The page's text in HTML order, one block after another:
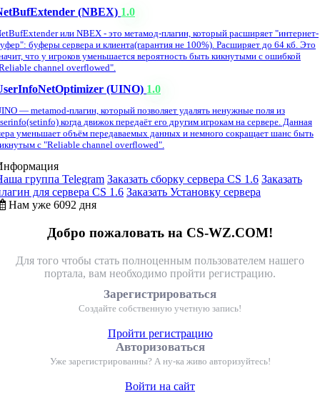
(NBEX) 1.0
или NBEX - это метамод-плагин, который расширяет "интернет-
буферы сервера и клиента(гарантия не 100%). Расширяет до 64 кб. Это
что у игроков уменьшается вероятность быть кикнутыми с ошибкой
channel overflowed".
(UINO) 1.0
— metamod-плагин, который позволяет удалять ненужные поля из
когда движок передаёт его другим игрокам на сервере. Данная
уменьшает объём передаваемых данных и немного сокращает шанс быть
с "Reliable channel overflowed".
группа Telegram Заказать сборку сервера CS 1.6 Заказать
для сервера CS 1.6 Заказать Установку сервера
Нам уже 6092 дня
Добро пожаловать на CS-WZ.COM!
Для того чтобы стать полноценным пользователем нашего
портала, вам необходимо пройти регистрацию.
Зарегистрироваться
Создайте собственную учетную запись!
Пройти регистрацию
Авторизоваться
Уже зарегистрированны? А ну-ка живо авторизуйтесь!
Войти на сайт